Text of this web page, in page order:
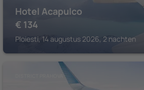
Hotel Acapulco
€ 134
Ploiesti, 14 augustus 2026, 2 nachten